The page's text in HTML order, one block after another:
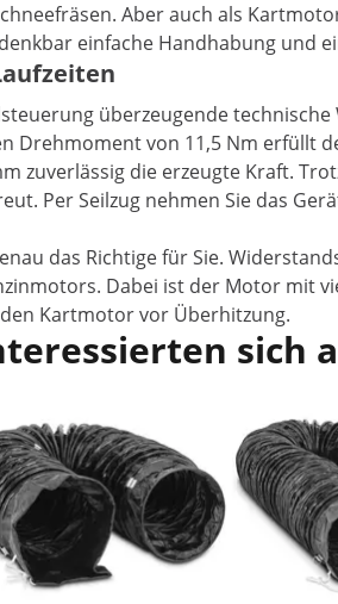
Aber auch als
einfache Handhabung und
überzeugende
Drehmoment von 11,5 Nm erfüllt
zuverlässig die erzeugte Kraft.
Per Seilzug nehmen Sie das
das Richtige für Sie.
Dabei ist der Motor mit
Kartmotor vor Überhitzung.
sich